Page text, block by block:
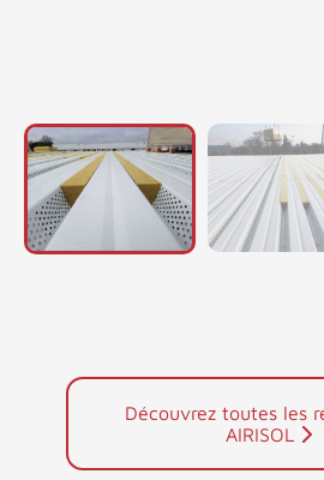
Découvrez toutes les
AIRISOL